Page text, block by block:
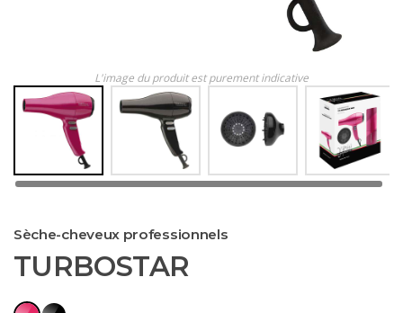
L'image du produit est purement indicative
Sèche-cheveux professionnels
TURBOSTAR